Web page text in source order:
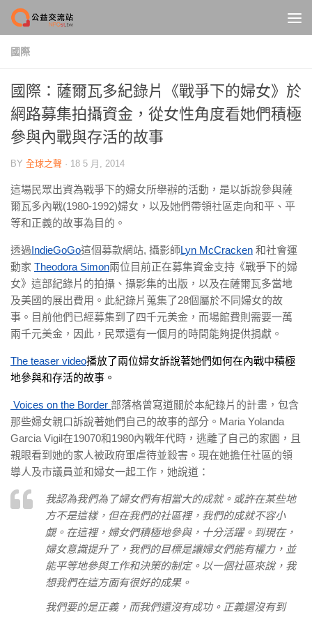
Skip to content
國際
國際：薩爾瓦多紀錄片《戰爭下的婦女》於
網路募集拍攝資金，從女性角度看她們積極
參與內戰與存活的故事
BY 全球之聲 · 18 5 月, 2014
這場民眾出資為戰爭下的婦女所舉辦的活動，是以訴說參與薩
爾瓦多內戰(1980-1992)婦女，以及她們帶領社區走向和平、平
等和正義的故事為目的。
透過IndieGoGo這個募款網站, 攝影師Lyn McCracken 和社會運
動家 Theodora Simon兩位目前正在募集資金支持《戰爭下的婦
女》這部紀錄片的拍攝、攝影集的出版，以及在薩爾瓦多當地
及美國的展出費用。此紀錄片蒐集了28個屬於不同婦女的故
事。目前他們已經募集到了四千元美金，而場館費則需要一萬
兩千元美金，因此，民眾還有一個月的時間能夠提供捐獻。
The teaser video播放了兩位婦女訴說著她們如何在內戰中積極
地參與和存活的故事。
Voices on the Border 部落格曾寫道關於本紀錄片的計畫，包含
那些婦女親口訴說著她們自己的故事的部分。Maria Yolanda
Garcia Vigil在19070和1980內戰年代時，逃離了自己的家園，且
親眼看到她的家人被政府軍虐待並殺害。現在她擔任社區的領
導人及市議員並和婦女一起工作，她說道：
我認為我們為了婦女們有相當大的成就。或許在某些地
方不是這樣，但在我們的社區裡，我們的成就不容小
覷。在這裡，婦女們積極地參與，十分活躍。到現在，
婦女意識提升了，我們的目標是讓婦女們能有權力，並
能平等地參與工作和決策的制定。以一個社區來說，我
想我們在這方面有很好的成果。
我們要的是正義，而我們還沒有成功。正義還沒有到